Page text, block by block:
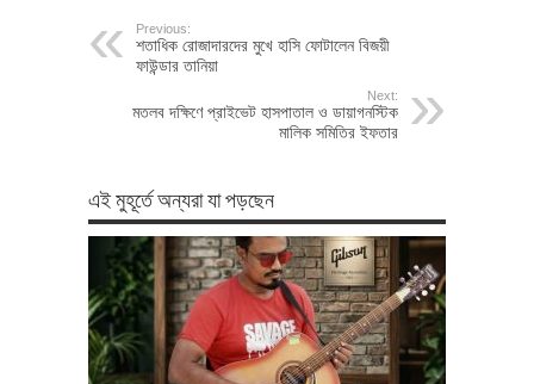
Previous:
শতাধিক রোজাদারদের মুখে হাসি ফোটালেন বিজয়ী
ফাউন্ডার তানিয়া
Next:
মতলব দক্ষিণে প্রাইভেট হাসপাতাল ও ডায়াগনস্টিক
মালিক সমিতির ইফতার
এই মুহূর্তে অন্যরা যা পড়ছেন